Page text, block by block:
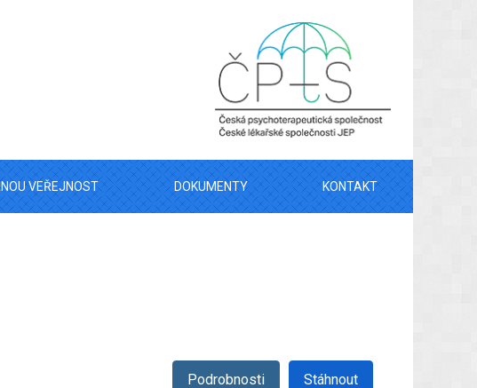
VEŘEJNOST DOKUMENTY KONTAKT
Stáhnout
Podrobnosti